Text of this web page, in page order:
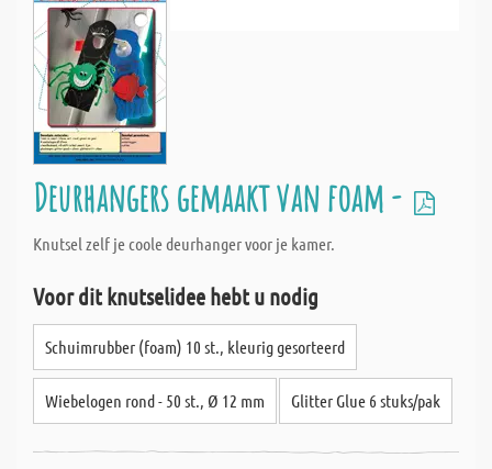
Deurhangers gemaakt van foam -
Knutsel zelf je coole deurhanger voor je kamer.
Voor dit knutselidee hebt u nodig
Schuimrubber (foam) 10 st., kleurig gesorteerd
Wiebelogen rond - 50 st., Ø 12 mm Glitter Glue 6 stuks/pak